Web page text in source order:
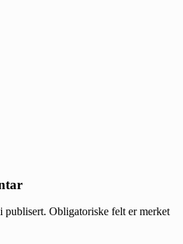
publisert. Obligatoriske felt er merket